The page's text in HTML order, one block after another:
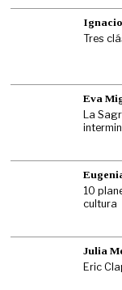
Tres
Eva
La
10
cultura
Julia
Eric